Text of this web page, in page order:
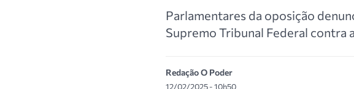
Parlamentares da oposição
Supremo Tribunal Federal contra
Redação O Poder
12/02/2025 - 10h50